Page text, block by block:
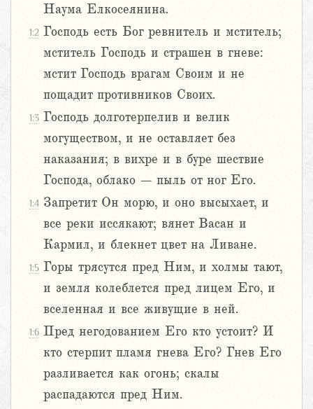
Наума Елкосеянина.
1:2 Господь есть Бог ревнитель и мститель;
мститель Господь и страшен в гневе:
мстит Господь врагам Своим и не
пощадит противников Своих.
1:3 Господь долготерпелив и велик
могуществом, и не оставляет без
наказания; в вихре и в буре шествие
Господа, облако – пыль от ног Его.
1:4 Запретит Он морю, и оно высыхает, и
все реки иссякают; вянет Васан и
Кармил, и блекнет цвет на Ливане.
1:5 Горы трясутся пред Ним, и холмы тают,
и земля колеблется пред лицем Его, и
вселенная и все живущие в ней.
1:6 Пред негодованием Его кто устоит? И
кто стерпит пламя гнева Его? Гнев Его
разливается как огонь; скалы
распадаются пред Ним.